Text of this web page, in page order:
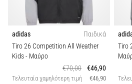
adidas
Παιδικά
Tiro 26 Competition All Weather
Kids- Μαύρο
€70,00
€46,90
Τελευταία χαμηλότερη τιμή €46,90
Tiro